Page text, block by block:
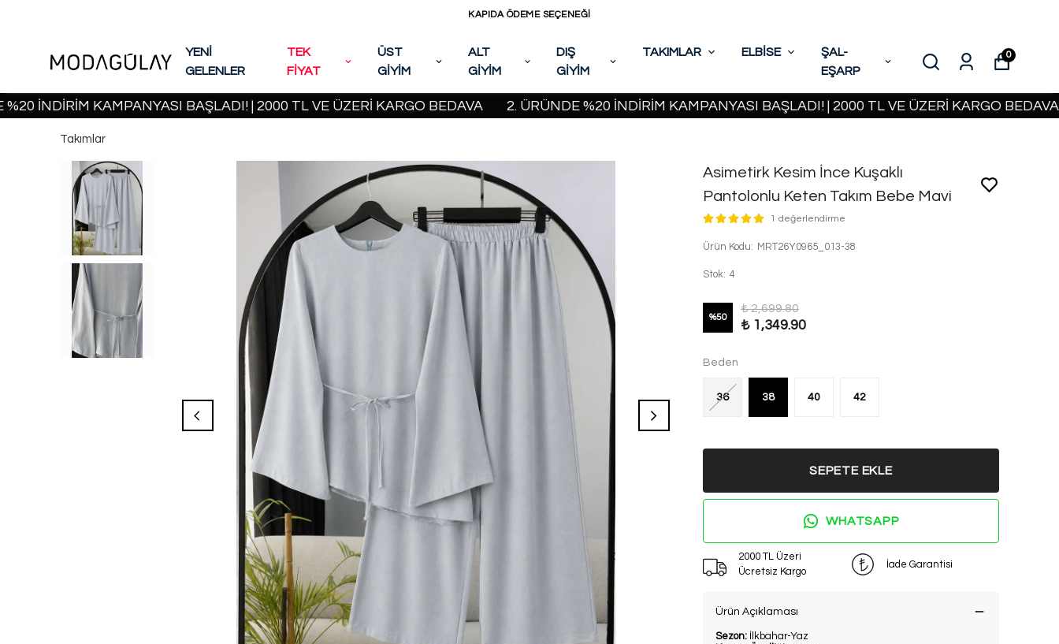
KAPIDA ÖDEME SEÇENEĞİ
YENİ
GELENLER
TEK
FİYAT
ÜST
GİYİM
ALT
GİYİM
DIŞ
GİYİM
TAKIMLAR ELBİSE
ŞAL-
EŞARP
0
KAMPANYASI BAŞLADI! | 2000 TL VE ÜZERİ KARGO BEDAVA 2. ÜRÜNDE %20 İNDİRİM KAMPANYASI BAŞLADI! | 2000 TL VE ÜZERİ KARGO BEDAVA 2.
Takımlar
Asimetirk Kesim İnce Kuşaklı
Pantolonlu Keten Takım Bebe Mavi
1 değerlendirme
Ürün Kodu: MRT26Y0965_013-38
Stok: 4
%50
₺ 2,699.80
₺ 1,349.90
Beden
36 38 40 42
SEPETE EKLE
WHATSAPP
2000 TL Üzeri
Ücretsiz Kargo
İade Garantisi
Ürün Açıklaması
Sezon: İlkbahar-Yaz